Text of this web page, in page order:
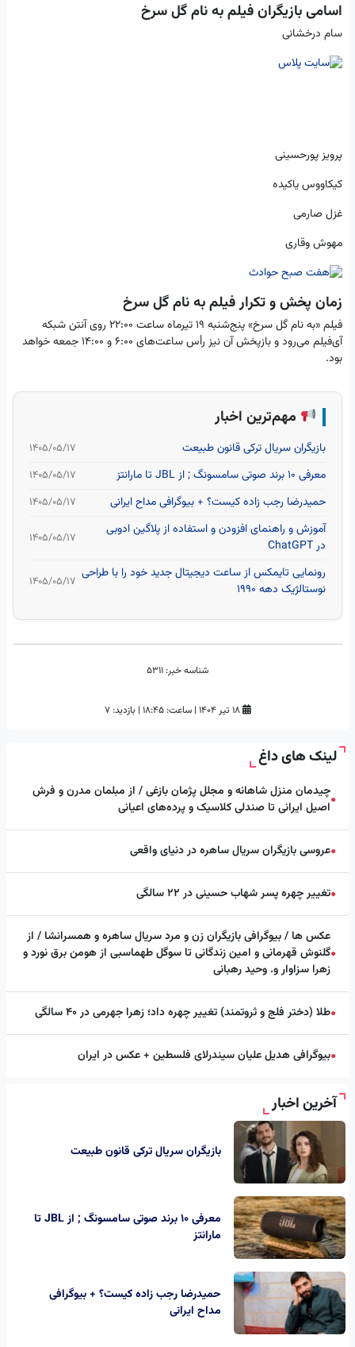
اسامی بازیگران فیلم به نام گل سرخ
سام درخشانی
پرویز پورحسینی
کیکاووس یاکیده
غزل صارمی
مهوش وقاری
زمان پخش و تکرار فیلم به نام گل سرخ
فیلم «به نام گل سرخ» پنج‌شنبه ۱۹ تیرماه ساعت ۲۲:۰۰ روی آنتن شبکه
آی‌فیلم می‌رود و بازپخش آن نیز رأس ساعت‌های ۶:۰۰ و ۱۴:۰۰ جمعه خواهد
بود.
مهم‌ترین اخبار
بازیگران سریال ترکی قانون طبیعت ۱۴۰۵/۰۵/۱۷
معرفی 10 برند صوتی سامسونگ ; از JBL تا مارانتز ۱۴۰۵/۰۵/۱۷
حمیدرضا رجب‌ زاده کیست؟ + بیوگرافی مداح ایرانی ۱۴۰۵/۰۵/۱۷
آموزش و راهنمای افزودن و استفاده از پلاگین ادوبی
در ChatGPT
۱۴۰۵/۰۵/۱۷
رونمایی تایمکس از ساعت‌ دیجیتال جدید خود را با طراحی
نوستالژیک دهه 1990
۱۴۰۵/۰۵/۱۷
شناسه خبر:
۱۸ تیر ۱۴۰۴ | ساعت: ۱۸:۴۵ | بازدید: 7
لینک های داغ
●چیدمان منزل شاهانه و مجلل پژمان بازغی / از مبلمان مدرن و فرش
اصیل ایرانی تا صندلی کلاسیک و پرده‌های اعیانی
●عروسی بازیگران سریال ساهره در دنیای واقعی
●تغییر چهره پسر شهاب حسینی در ۲۲ سالگی
●
عکس ها / بیوگرافی بازیگران زن و مرد سریال ساهره و همسرانشا / از
گلنوش قهرمانی و امین زندگانی تا سوگل طهماسبی از هومن برق نورد و
زهرا سزاوار و. وحید رهبانی
●طلا (دختر فلج و ثروتمند) تغییر چهره داد؛ زهرا جهرمی در ۴۰ سالگی
●بیوگرافی هدیل علیان سیندرلای فلسطین + عکس در ایران
آخرین اخبار
بازیگران سریال ترکی قانون طبیعت
معرفی 10 برند صوتی سامسونگ ; از JBL تا
مارانتز
حمیدرضا رجب‌ زاده کیست؟ + بیوگرافی
مداح ایرانی